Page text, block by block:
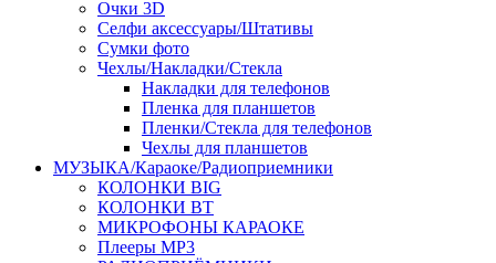
Очки 3D
Селфи аксессуары/Штативы
Сумки фото
Чехлы/Накладки/Стекла
Накладки для телефонов
Пленка для планшетов
Пленки/Стекла для телефонов
Чехлы для планшетов
МУЗЫКА/Караоке/Радиоприемники
КОЛОНКИ BIG
КОЛОНКИ BT
МИКРОФОНЫ КАРАОКЕ
Плееры MP3